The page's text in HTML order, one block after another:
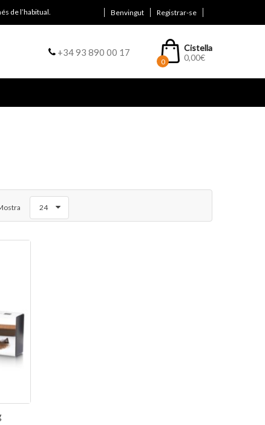
Benvingut Registrar-se
de l’habitual.
Cistella
0,00€
0
+34 93 890 00 17
24